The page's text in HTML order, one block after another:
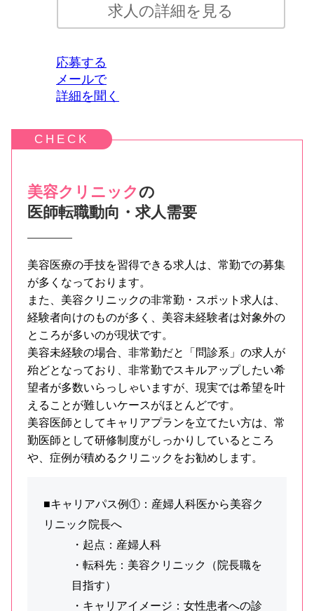
求人の詳細を見る
応募する
メールで
詳細を聞く
美容クリニックの
医師転職動向・求人需要
美容医療の手技を習得できる求人は、常勤での募集
が多くなっております。
また、美容クリニックの非常勤・スポット求人は、
経験者向けのものが多く、美容未経験者は対象外の
ところが多いのが現状です。
美容未経験の場合、非常勤だと「問診系」の求人が
殆どとなっており、非常勤でスキルアップしたい希
望者が多数いらっしゃいますが、現実では希望を叶
えることが難しいケースがほとんどです。
美容医師としてキャリアプランを立てたい方は、常
勤医師として研修制度がしっかりしているところ
や、症例が積めるクリニックをお勧めします。
■キャリアパス例①：産婦人科医から美容ク
リニック院長へ
・起点：産婦人科
・転科先：美容クリニック（院長職を
目指す）
・キャリアイメージ：女性患者への診